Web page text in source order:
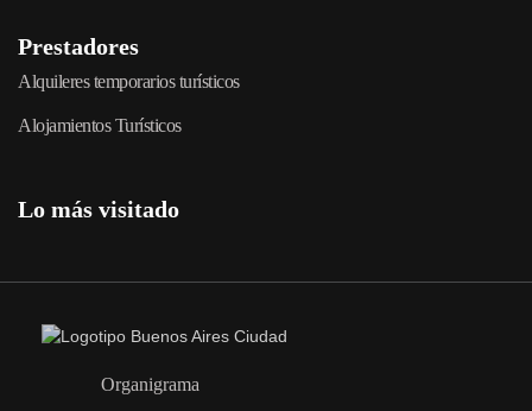
Prestadores
Alquileres temporarios turísticos
Alojamientos Turísticos
Lo más visitado
Organigrama